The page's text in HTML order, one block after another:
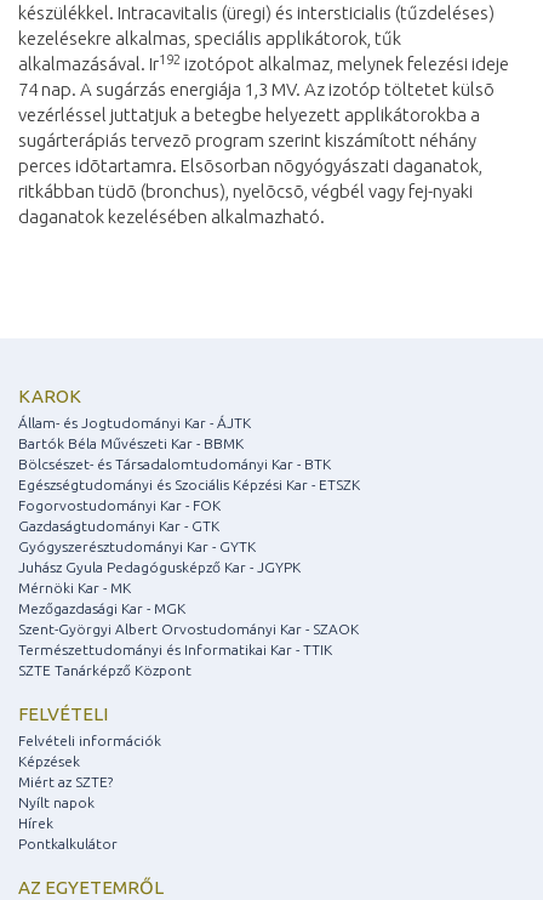
készülékkel. Intracavitalis (üregi) és intersticialis (tűzdeléses)
kezelésekre alkalmas, speciális applikátorok, tűk
alkalmazásával. Ir192 izotópot alkalmaz, melynek felezési ideje
74 nap. A sugárzás energiája 1,3 MV. Az izotóp töltetet külsõ
vezérléssel juttatjuk a betegbe helyezett applikátorokba a
sugárterápiás tervezõ program szerint kiszámított néhány
perces idõtartamra. Elsõsorban nõgyógyászati daganatok,
ritkábban tüdõ (bronchus), nyelõcsõ, végbél vagy fej-nyaki
daganatok kezelésében alkalmazható.
KAROK
Állam- és Jogtudományi Kar - ÁJTK
Bartók Béla Művészeti Kar - BBMK
Bölcsészet- és Társadalomtudományi Kar - BTK
Egészségtudományi és Szociális Képzési Kar - ETSZK
Fogorvostudományi Kar - FOK
Gazdaságtudományi Kar - GTK
Gyógyszerésztudományi Kar - GYTK
Juhász Gyula Pedagógusképző Kar - JGYPK
Mérnöki Kar - MK
Mezőgazdasági Kar - MGK
Szent-Györgyi Albert Orvostudományi Kar - SZAOK
Természettudományi és Informatikai Kar - TTIK
SZTE Tanárképző Központ
FELVÉTELI
Felvételi információk
Képzések
Miért az SZTE?
Nyílt napok
Hírek
Pontkalkulátor
AZ EGYETEMRŐL